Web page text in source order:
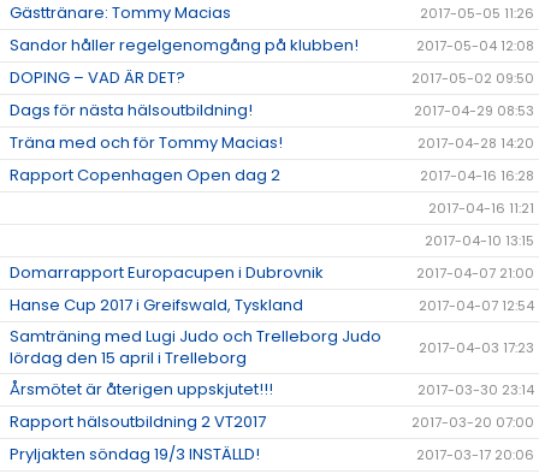
Gästtränare: Tommy Macias 2017-05-05 11:26
Sandor håller regelgenomgång på klubben! 2017-05-04 12:08
DOPING – VAD ÄR DET? 2017-05-02 09:50
Dags för nästa hälsoutbildning! 2017-04-29 08:53
Träna med och för Tommy Macias! 2017-04-28 14:20
Rapport Copenhagen Open dag 2
2017-04-16 16:28
2017-04-16 11:21
2017-04-10 13:15
Domarrapport Europacupen i Dubrovnik 2017-04-07 21:00
Hanse Cup 2017 i Greifswald, Tyskland 2017-04-07 12:54
Samträning med Lugi Judo och Trelleborg Judo
lördag den 15 april i Trelleborg
2017-04-03 17:23
Årsmötet är återigen uppskjutet!!! 2017-03-30 23:14
Rapport hälsoutbildning 2 VT2017 2017-03-20 07:00
Pryljakten söndag 19/3 INSTÄLLD! 2017-03-17 20:06